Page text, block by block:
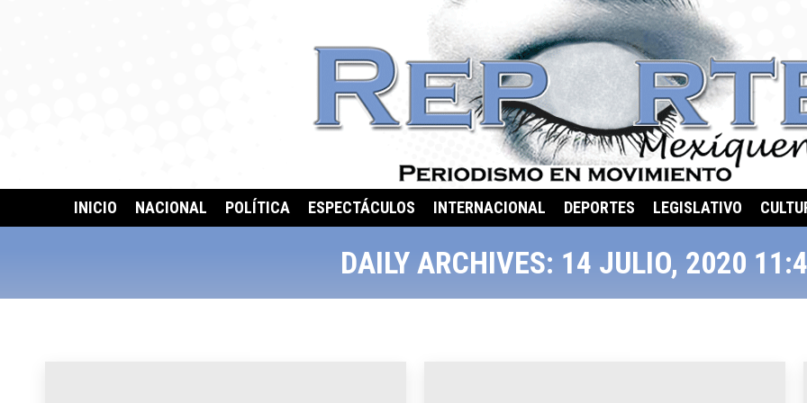
INICIO NACIONAL POLÍTICA ESPECTÁCULOS INTERNACIONAL DEPORTES LEGISLATIVO
DAILY ARCHIVES: 14 JULIO, 2020